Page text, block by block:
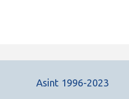
Asint 1996-2023